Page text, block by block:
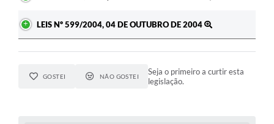
LEIS Nº 599/2004, 04 DE OUTUBRO DE 2004
GOSTEI NÃO GOSTEI
Seja o primeiro a curtir esta
legislação.